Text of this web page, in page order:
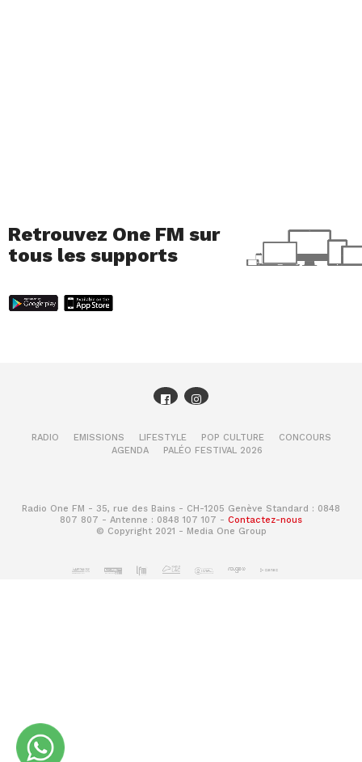
Retrouvez One FM sur
tous les supports
RADIO EMISSIONS LIFESTYLE POP CULTURE
CONCOURS
AGENDA
PALÉO FESTIVAL 2026
Radio One FM - 35, rue des Bains - CH-1205 Genève Standard : 0848
807 807 - Antenne : 0848 107 107 - Contactez-nous
© Copyright 2021 - Media One Group